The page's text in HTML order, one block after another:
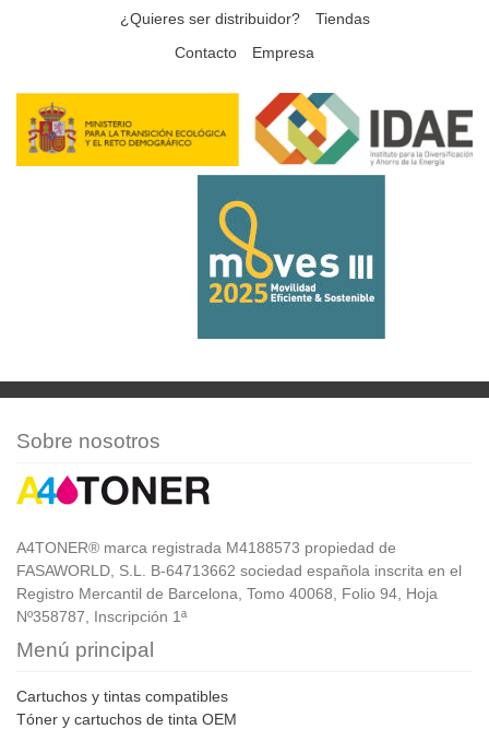
¿Quieres ser distribuidor?
Tiendas
Contacto
Empresa
Sobre nosotros
A4TONER® marca registrada M4188573 propiedad de
FASAWORLD, S.L. B-64713662 sociedad española inscrita en el
Registro Mercantil de Barcelona, Tomo 40068, Folio 94, Hoja
Nº358787, Inscripción 1ª
Menú principal
Cartuchos y tintas compatibles
Tóner y cartuchos de tinta OEM